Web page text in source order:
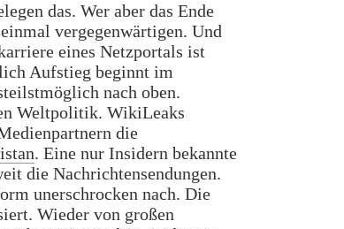
das. Wer aber das Ende
vergegenwärtigen. Und
eines Netzportals ist
Aufstieg beginnt im
nach oben.
Weltpolitik. WikiLeaks
die
. Eine nur Insidern bekannte
die Nachrichtensendungen.
unerschrocken nach. Die
Wieder von großen